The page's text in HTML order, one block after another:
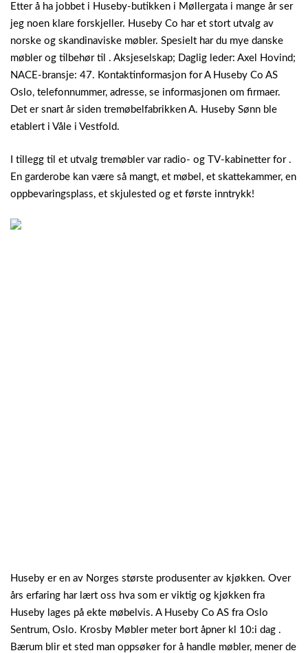
Etter å ha jobbet i Huseby-butikken i Møllergata i mange år ser
jeg noen klare forskjeller. Huseby Co har et stort utvalg av
norske og skandinaviske møbler. Spesielt har du mye danske
møbler og tilbehør til . Aksjeselskap; Daglig leder: Axel Hovind;
NACE-bransje: 47. Kontaktinformasjon for A Huseby Co AS
Oslo, telefonnummer, adresse, se informasjonen om firmaer.
Det er snart år siden tremøbelfabrikken A. Huseby Sønn ble
etablert i Våle i Vestfold.
I tillegg til et utvalg tremøbler var radio- og TV-kabinetter for .
En garderobe kan være så mangt, et møbel, et skattekammer, en
oppbevaringsplass, et skjulested og et første inntrykk!
Huseby er en av Norges største produsenter av kjøkken. Over
års erfaring har lært oss hva som er viktig og kjøkken fra
Huseby lages på ekte møbelvis. A Huseby Co AS fra Oslo
Sentrum, Oslo. Krosby Møbler meter bort åpner kl 10:i dag .
Bærum blir et sted man oppsøker for å handle møbler, mener de